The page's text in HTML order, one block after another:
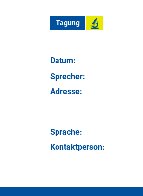
Tagung
Datum:
Sprecher:
Adresse:
Sprache:
Kontakt­person: